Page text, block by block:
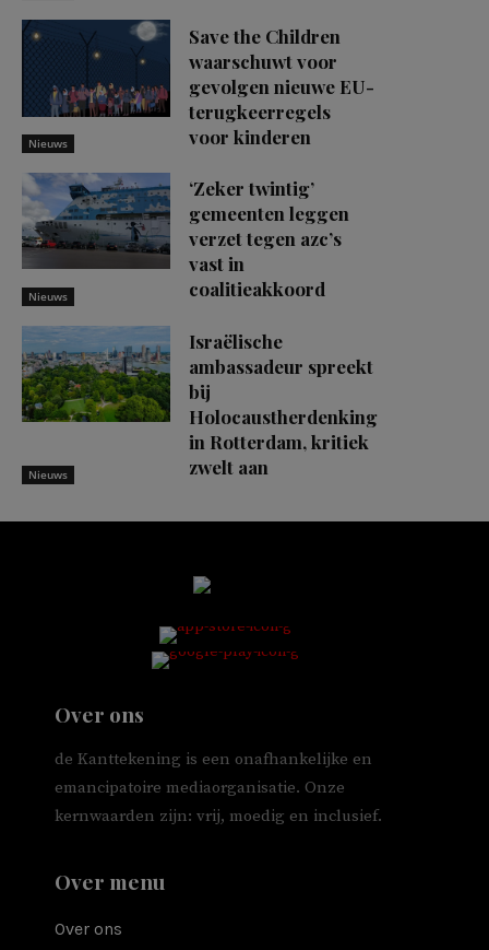
Nieuws
Save the Children
waarschuwt voor
gevolgen nieuwe EU-
terugkeerregels
voor kinderen
Nieuws
‘Zeker twintig’
gemeenten leggen
verzet tegen azc’s
vast in
coalitieakkoord
Nieuws
Israëlische
ambassadeur spreekt
bij
Holocaustherdenking
in Rotterdam, kritiek
zwelt aan
Over ons
de Kanttekening is een onafhankelijke en
emancipatoire mediaorganisatie. Onze
kernwaarden zijn: vrij, moedig en inclusief.
Over menu
Over ons